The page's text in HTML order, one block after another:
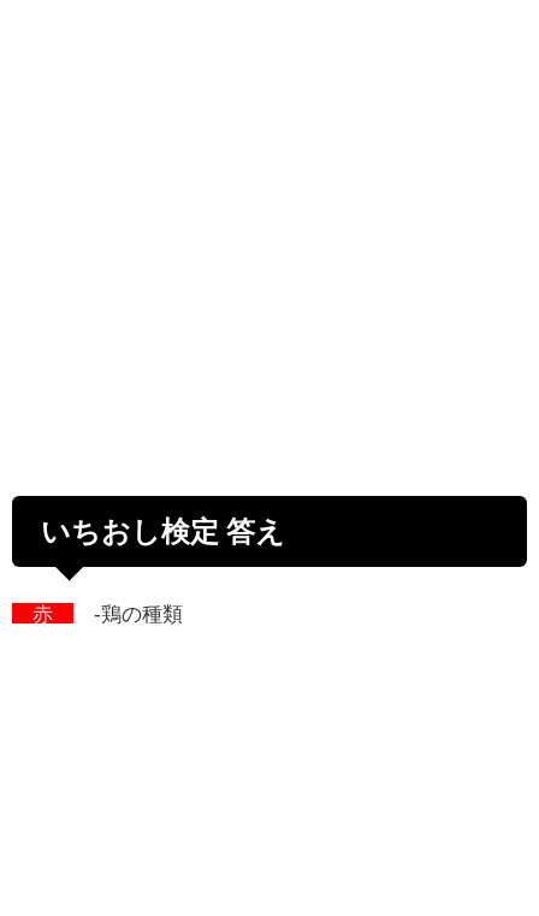
いちおし検定 答え
赤 -鶏の種類